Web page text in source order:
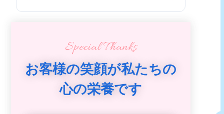
Special Thanks
お客様の笑顔が私たちの
心の栄養です